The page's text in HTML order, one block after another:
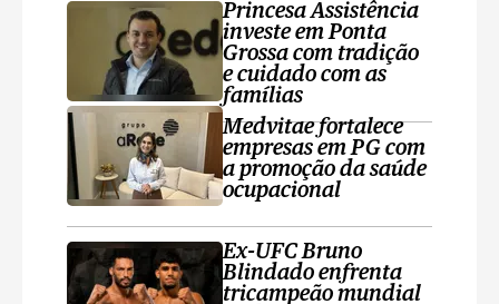
Princesa Assistência
investe em Ponta
Grossa com tradição
e cuidado com as
famílias
Medvitae fortalece
empresas em PG com
a promoção da saúde
ocupacional
Ex-UFC Bruno
Blindado enfrenta
tricampeão mundial